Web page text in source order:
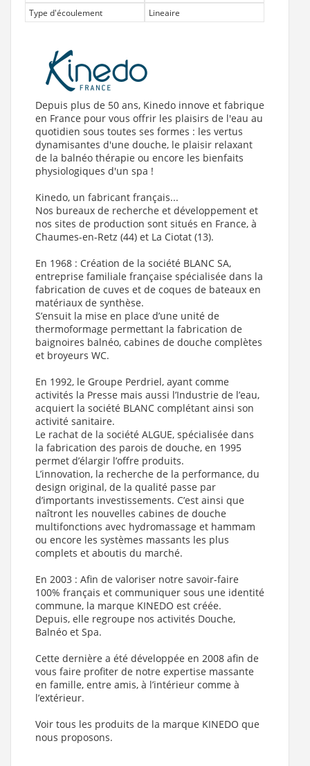
Type d'écoulement
Lineaire
Depuis plus de 50 ans, Kinedo innove et fabrique
en France pour vous offrir les plaisirs de l'eau au
quotidien sous toutes ses formes : les vertus
dynamisantes d'une douche, le plaisir relaxant
de la balnéo thérapie ou encore les bienfaits
physiologiques d'un spa !
Kinedo, un fabricant français...
Nos bureaux de recherche et développement et
nos sites de production sont situés en France, à
Chaumes-en-Retz (44) et La Ciotat (13).
En 1968 : Création de la société BLANC SA,
entreprise familiale française spécialisée dans la
fabrication de cuves et de coques de bateaux en
matériaux de synthèse.
S’ensuit la mise en place d’une unité de
thermoformage permettant la fabrication de
baignoires balnéo, cabines de douche complètes
et broyeurs WC.
En 1992, le Groupe Perdriel, ayant comme
activités la Presse mais aussi l’Industrie de l’eau,
acquiert la société BLANC complétant ainsi son
activité sanitaire.
Le rachat de la société ALGUE, spécialisée dans
la fabrication des parois de douche, en 1995
permet d’élargir l’offre produits.
L’innovation, la recherche de la performance, du
design original, de la qualité passe par
d’importants investissements. C’est ainsi que
naîtront les nouvelles cabines de douche
multifonctions avec hydromassage et hammam
ou encore les systèmes massants les plus
complets et aboutis du marché.
En 2003 : Afin de valoriser notre savoir-faire
100% français et communiquer sous une identité
commune, la marque KINEDO est créée.
Depuis, elle regroupe nos activités Douche,
Balnéo et Spa.
Cette dernière a été développée en 2008 afin de
vous faire profiter de notre expertise massante
en famille, entre amis, à l’intérieur comme à
l’extérieur.
Voir tous les produits de la marque KINEDO que
nous proposons.